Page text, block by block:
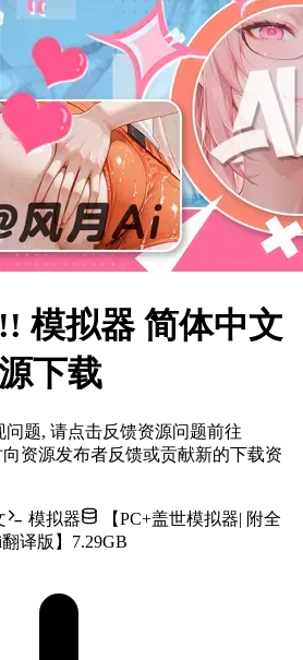
模拟器 简体中文
下载
题, 请点击反馈资源问题前往
向资源发布者反馈或贡献新的下载资
模拟器
【PC+盖世模拟器| 附全
译版】7.29GB